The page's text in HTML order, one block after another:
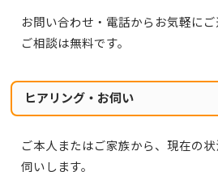
お問い合わせ・電話からお気軽に
ご相談は無料です。
ヒアリング・お伺い
ご本人またはご家族から、現在の
伺いします。